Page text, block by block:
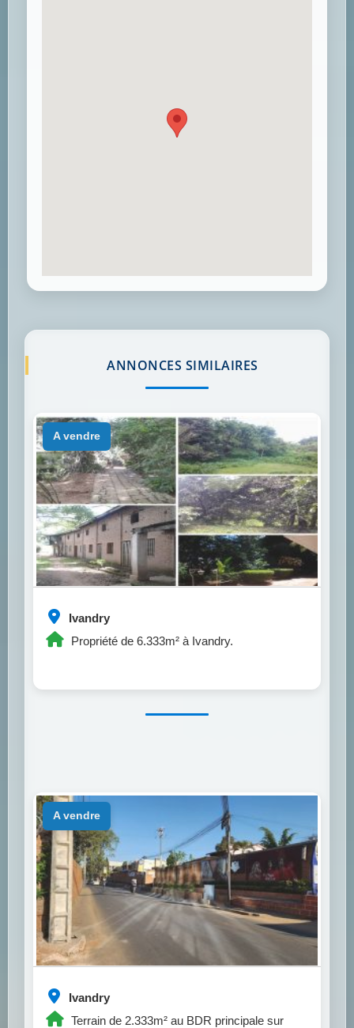
ANNONCES SIMILAIRES
Ivandry
Propriété de 6.333m² à Ivandry.
a vendre
Ivandry
Terrain de 2.333m² au BDR principale sur
a vendre